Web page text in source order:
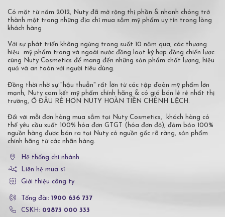
Có mặt từ năm 2012, Nuty đã mở rộng thị phần & nhanh chóng trở
thành một trong những địa chỉ mua sắm mỹ phẩm uy tín trong lòng
khách hàng
Với sự phát triển không ngừng trong suốt 10 năm qua, các thương
hiệu mỹ phẩm trong và ngoài nước đồng loạt ký hợp đồng chiến lược
cùng Nuty Cosmetics để mang đến những sản phẩm chất lượng, hiệu
quả và an toàn với người tiêu dùng.
Đồng thời nhờ sự "hậu thuẫn" rất lớn từ các tập đoàn mỹ phẩm lớn
mạnh, Nuty cam kết mỹ phẩm chính hãng & có giá bán lẻ rẻ nhất thị
trường, Ở ĐÂU RẺ HƠN NUTY HOÀN TIỀN CHÊNH LỆCH.
Đối với mỗi đơn hàng mua sắm tại Nuty Cosmetics, khách hàng có
thể yêu cầu xuất 100% hóa đơn GTGT (hóa đơn đỏ), đảm bảo 100%
nguồn hàng được bán ra tại Nuty có nguồn gốc rõ ràng, sản phẩm
chính hãng từ các nhãn hàng.
Hệ thống chi nhánh
Liên hệ mua sỉ
Giới thiệu công ty
Tổng đài: 1900 636 737
CSKH: 02873 000 333